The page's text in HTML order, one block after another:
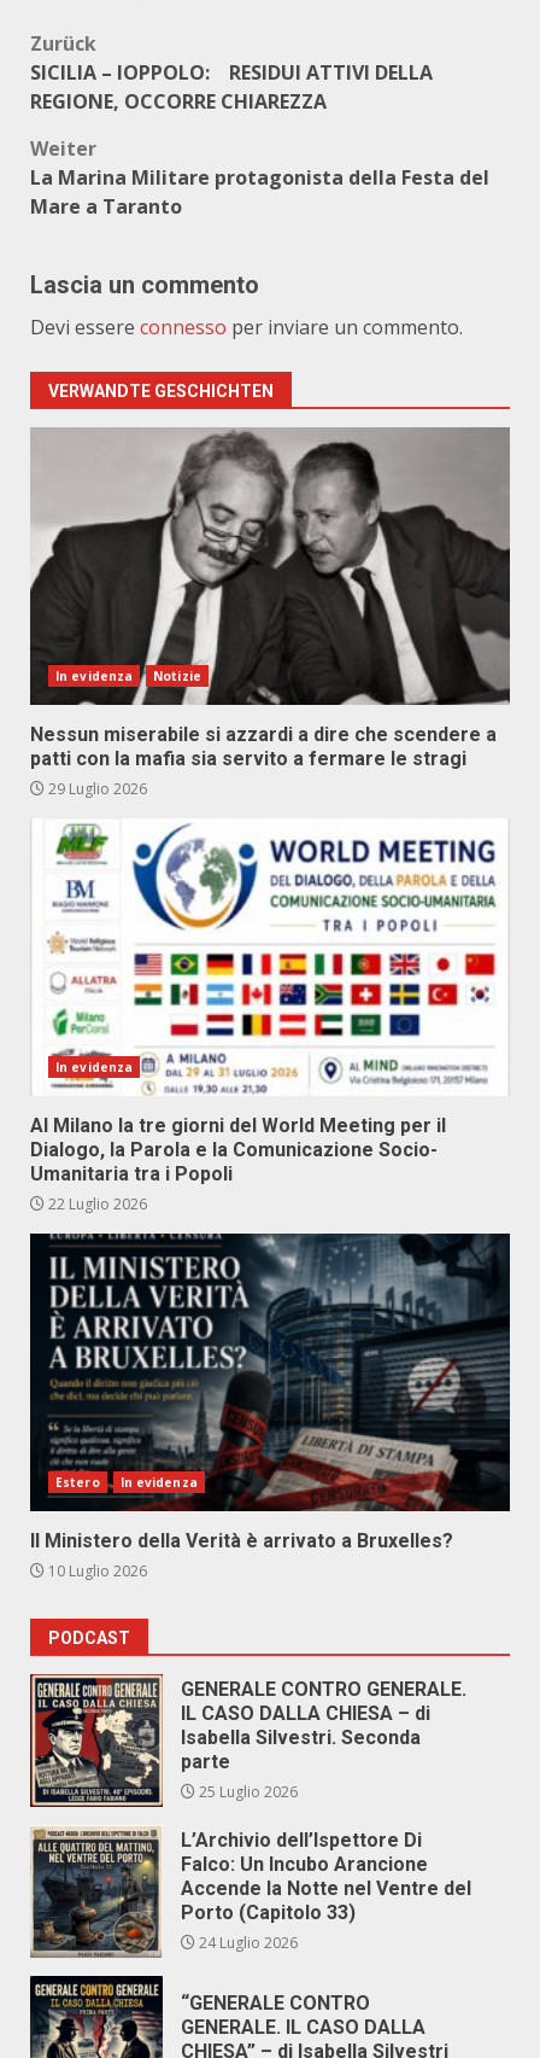
Beitragsnavigation
Zurück
SICILIA – IOPPOLO: RESIDUI ATTIVI DELLA
REGIONE, OCCORRE CHIAREZZA
Weiter
La Marina Militare protagonista della Festa del
Mare a Taranto
Lascia un commento
Devi essere connesso per inviare un commento.
VERWANDTE GESCHICHTEN
In evidenza Notizie
Nessun miserabile si azzardi a dire che scendere a
patti con la mafia sia servito a fermare le stragi
29 Luglio 2026
In evidenza
Al Milano la tre giorni del World Meeting per il
Dialogo, la Parola e la Comunicazione Socio-
Umanitaria tra i Popoli
22 Luglio 2026
Estero In evidenza
Il Ministero della Verità è arrivato a Bruxelles?
10 Luglio 2026
PODCAST
GENERALE CONTRO GENERALE.
IL CASO DALLA CHIESA – di
Isabella Silvestri. Seconda
parte
25 Luglio 2026
L’Archivio dell’Ispettore Di
Falco: Un Incubo Arancione
Accende la Notte nel Ventre del
Porto (Capitolo 33)
24 Luglio 2026
“GENERALE CONTRO
GENERALE. IL CASO DALLA
CHIESA” – di Isabella Silvestri